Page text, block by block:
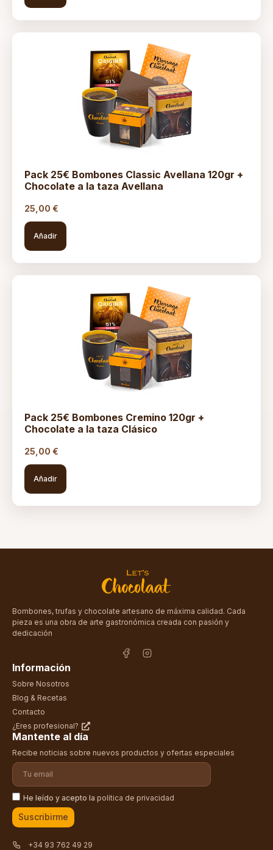
Pack 25€ Bombones Classic Avellana 120gr +
Chocolate a la taza Avellana
25,00 €
Añadir
Pack 25€ Bombones Cremino 120gr +
Chocolate a la taza Clásico
25,00 €
Añadir
Bombones, trufas y chocolate artesano de máxima calidad. Cada
pieza es una obra de arte gastronómica creada con pasión y
dedicación
Información
Sobre Nosotros
Blog & Recetas
Contacto
¿Eres profesional?
Mantente al día
Recibe noticias sobre nuevos productos y ofertas especiales
He leído y acepto la política de privacidad
Suscribirme
+34 93 762 49 29